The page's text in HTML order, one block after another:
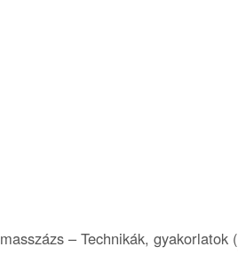
– Technikák, gyakorlatok (